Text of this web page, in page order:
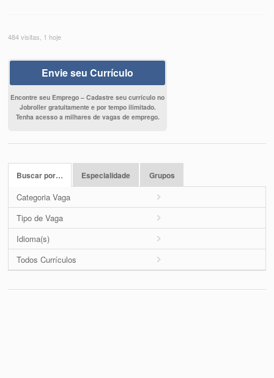
484 visitas, 1 hoje
Envie seu Currículo
Encontre seu Emprego – Cadastre seu currículo no
Jobroller gratuitamente e por tempo ilimitado.
Tenha acesso a milhares de vagas de emprego.
Buscar por… Especialidade Grupos
Categoria Vaga
Tipo de Vaga
Idioma(s)
Todos Currículos